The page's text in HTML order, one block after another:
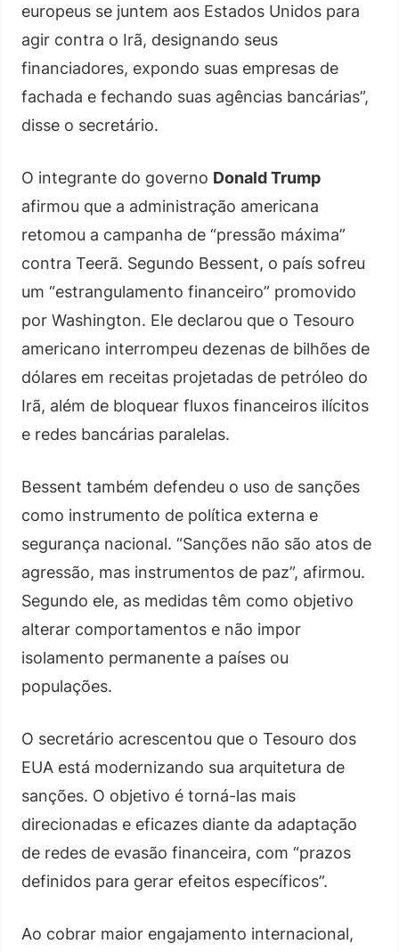
europeus se juntem aos Estados Unidos para
agir contra o Irã, designando seus
financiadores, expondo suas empresas de
fachada e fechando suas agências bancárias”,
disse o secretário.
O integrante do governo Donald Trump
afirmou que a administração americana
retomou a campanha de “pressão máxima”
contra Teerã. Segundo Bessent, o país sofreu
um “estrangulamento financeiro” promovido
por Washington. Ele declarou que o Tesouro
americano interrompeu dezenas de bilhões de
dólares em receitas projetadas de petróleo do
Irã, além de bloquear fluxos financeiros ilícitos
e redes bancárias paralelas.
Bessent também defendeu o uso de sanções
como instrumento de política externa e
segurança nacional. “Sanções não são atos de
agressão, mas instrumentos de paz”, afirmou.
Segundo ele, as medidas têm como objetivo
alterar comportamentos e não impor
isolamento permanente a países ou
populações.
O secretário acrescentou que o Tesouro dos
EUA está modernizando sua arquitetura de
sanções. O objetivo é torná-las mais
direcionadas e eficazes diante da adaptação
de redes de evasão financeira, com “prazos
definidos para gerar efeitos específicos”.
Ao cobrar maior engajamento internacional,